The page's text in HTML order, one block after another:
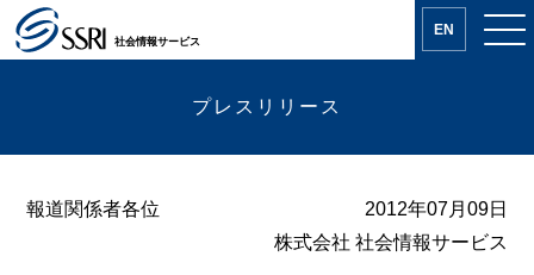
社会情報サービス
EN
プレスリリース
報道関係者各位
2012年07月09日
株式会社 社会情報サービス